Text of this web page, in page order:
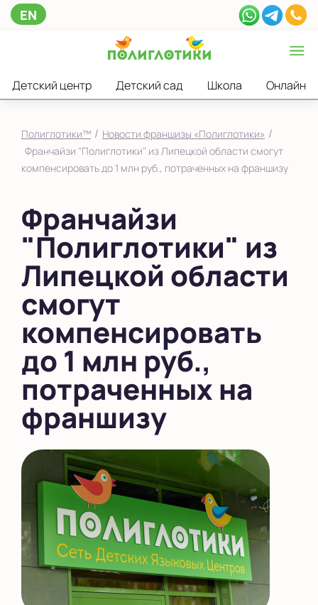
EN
Детский центр Детский сад Школа Онлайн
Полиглотики™ / Новости франшизы «Полиглотики» /
Франчайзи "Полиглотики" из Липецкой области смогут
компенсировать до 1 млн руб., потраченных на франшизу
Франчайзи
"Полиглотики" из
Липецкой области
смогут
компенсировать
до 1 млн руб.,
потраченных на
франшизу